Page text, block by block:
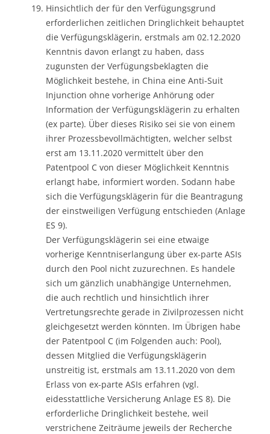
Hinsichtlich der für den Verfügungsgrund
erforderlichen zeitlichen Dringlichkeit behauptet
die Verfügungsklägerin, erstmals am 02.12.2020
Kenntnis davon erlangt zu haben, dass
zugunsten der Verfügungsbeklagten die
Möglichkeit bestehe, in China eine Anti-Suit
Injunction ohne vorherige Anhörung oder
Information der Verfügungsklägerin zu erhalten
(ex parte). Über dieses Risiko sei sie von einem
ihrer Prozessbevollmächtigten, welcher selbst
erst am 13.11.2020 vermittelt über den
Patentpool C von dieser Möglichkeit Kenntnis
erlangt habe, informiert worden. Sodann habe
sich die Verfügungsklägerin für die Beantragung
der einstweiligen Verfügung entschieden (Anlage
ES 9).
Der Verfügungsklägerin sei eine etwaige
vorherige Kenntniserlangung über ex-parte ASIs
durch den Pool nicht zuzurechnen. Es handele
sich um gänzlich unabhängige Unternehmen,
die auch rechtlich und hinsichtlich ihrer
Vertretungsrechte gerade in Zivilprozessen nicht
gleichgesetzt werden könnten. Im Übrigen habe
der Patentpool C (im Folgenden auch: Pool),
dessen Mitglied die Verfügungsklägerin
unstreitig ist, erstmals am 13.11.2020 von dem
Erlass von ex-parte ASIs erfahren (vgl.
eidesstattliche Versicherung Anlage ES 8). Die
erforderliche Dringlichkeit bestehe, weil
verstrichene Zeiträume jeweils der Recherche